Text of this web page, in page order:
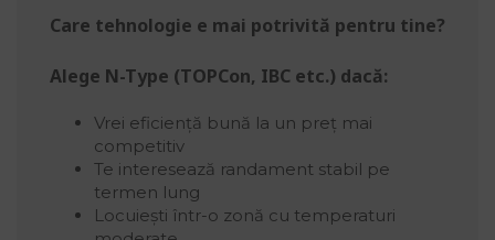
Care tehnologie e mai potrivită pentru tine?
Alege N-Type (TOPCon, IBC etc.) dacă:
Vrei eficiență bună la un preț mai
competitiv
Te interesează randament stabil pe
termen lung
Locuiești într-o zonă cu temperaturi